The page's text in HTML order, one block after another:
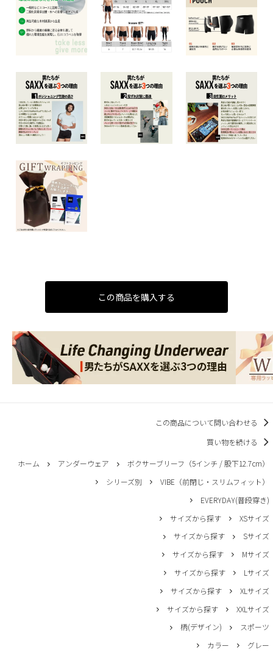
この商品を購入する
この商品について問い合わせる
買い物を続ける
ホーム アンダーウェア
ボクサーブリーフ（5インチ / 股下12.7cm）
シリーズ別
VIBE（前閉じ・スリムフィット）
EVERYDAY(普段穿き)
サイズから探す
XSサイズ
サイズから探す
Sサイズ
サイズから探す
Mサイズ
サイズから探す
Lサイズ
サイズから探す
XLサイズ
サイズから探す
XXLサイズ
柄(デザイン)
スポーツ
カラー
グレー